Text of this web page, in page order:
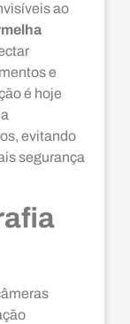
ao
e
é hoje
evitando
segurança